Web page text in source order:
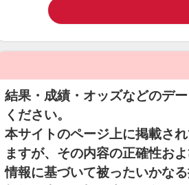
結果・成績・オッズなどのデ
ください。
本サイトのページ上に掲載さ
ますが、その内容の正確性お
情報に基づいて被ったいかな